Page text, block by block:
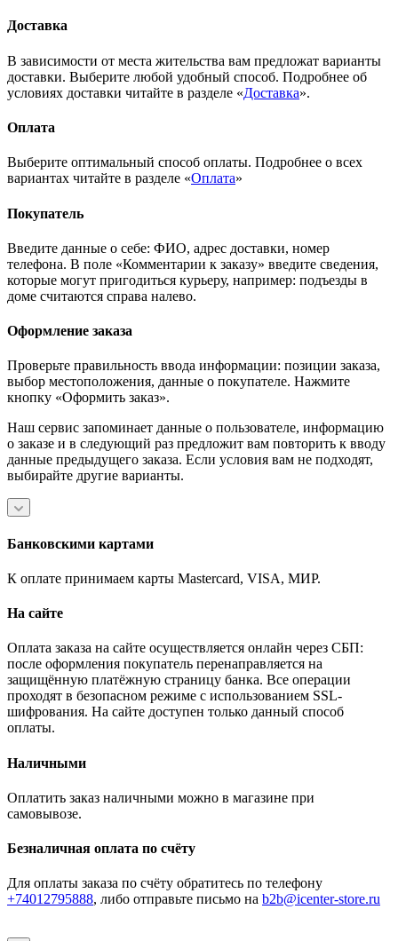
Доставка
В зависимости от места жительства вам предложат варианты
доставки. Выберите любой удобный способ. Подробнее об
условиях доставки читайте в разделе «Доставка».
Оплата
Выберите оптимальный способ оплаты. Подробнее о всех
вариантах читайте в разделе «Оплата»
Покупатель
Введите данные о себе: ФИО, адрес доставки, номер
телефона. В поле «Комментарии к заказу» введите сведения,
которые могут пригодиться курьеру, например: подъезды в
доме считаются справа налево.
Оформление заказа
Проверьте правильность ввода информации: позиции заказа,
выбор местоположения, данные о покупателе. Нажмите
кнопку «Оформить заказ».
Наш сервис запоминает данные о пользователе, информацию
о заказе и в следующий раз предложит вам повторить к вводу
данные предыдущего заказа. Если условия вам не подходят,
выбирайте другие варианты.
Банковскими картами
К оплате принимаем карты Mastercard, VISA, МИР.
На сайте
Оплата заказа на сайте осуществляется онлайн через СБП:
после оформления покупатель перенаправляется на
защищённую платёжную страницу банка. Все операции
проходят в безопасном режиме с использованием SSL-
шифрования. На сайте доступен только данный способ
оплаты.
Наличными
Оплатить заказ наличными можно в магазине при
самовывозе.
Безналичная оплата по счёту
Для оплаты заказа по счёту обратитесь по телефону
+74012795888, либо отправьте письмо на b2b@icenter-store.ru